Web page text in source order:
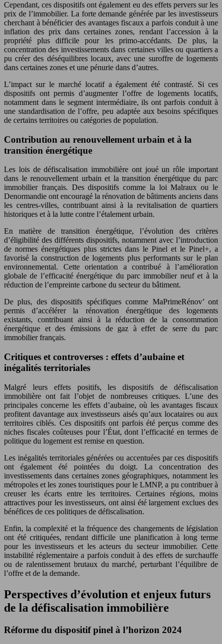
Cependant, ces dispositifs ont également eu des effets pervers sur les
prix de l’immobilier. La forte demande générée par les investisseurs
cherchant à bénéficier des avantages fiscaux a parfois conduit à une
inflation des prix dans certaines zones, rendant l’accession à la
propriété plus difficile pour les primo-accédants. De plus, la
concentration des investissements dans certaines villes ou quartiers a
pu créer des déséquilibres locaux, avec une suroffre de logements
dans certaines zones et une pénurie dans d’autres.
L’impact sur le marché locatif a également été contrasté. Si ces
dispositifs ont permis d’augmenter l’offre de logements locatifs,
notamment dans le segment intermédiaire, ils ont parfois conduit à
une standardisation de l’offre, peu adaptée aux besoins spécifiques
de certains territoires ou catégories de population.
Contribution au renouvellement urbain et à la
transition énergétique
Les lois de défiscalisation immobilière ont joué un rôle important
dans le renouvellement urbain et la transition énergétique du parc
immobilier français. Des dispositifs comme la loi Malraux ou le
Denormandie ont encouragé la rénovation de bâtiments anciens dans
les centres-villes, contribuant ainsi à la revitalisation de quartiers
historiques et à la lutte contre l’étalement urbain.
En matière de transition énergétique, l’évolution des critères
d’éligibilité des différents dispositifs, notamment avec l’introduction
de normes énergétiques plus strictes dans le Pinel et le Pinel+, a
favorisé la construction de logements plus performants sur le plan
environnemental. Cette orientation a contribué à l’amélioration
globale de l’efficacité énergétique du parc immobilier neuf et à la
réduction de l’empreinte carbone du secteur du bâtiment.
De plus, des dispositifs spécifiques comme MaPrimeRénov’ ont
permis d’accélérer la rénovation énergétique des logements
existants, contribuant ainsi à la réduction de la consommation
énergétique et des émissions de gaz à effet de serre du parc
immobilier français.
Critiques et controverses : effets d’aubaine et
inégalités territoriales
Malgré leurs effets positifs, les dispositifs de défiscalisation
immobilière ont fait l’objet de nombreuses critiques. L’une des
principales concerne les effets d’aubaine, où les avantages fiscaux
profitent davantage aux investisseurs aisés qu’aux locataires ou aux
territoires ciblés. Ces dispositifs ont parfois été perçus comme des
niches fiscales coûteuses pour l’État, dont l’efficacité en termes de
politique du logement est remise en question.
Les inégalités territoriales générées ou accentuées par ces dispositifs
ont également été pointées du doigt. La concentration des
investissements dans certaines zones géographiques, notamment les
métropoles et les zones touristiques pour le LMNP, a pu contribuer à
creuser les écarts entre les territoires. Certaines régions, moins
attractives pour les investisseurs, ont ainsi été largement exclues des
bénéfices de ces politiques de défiscalisation.
Enfin, la complexité et la fréquence des changements de législation
ont été critiquées, rendant difficile une planification à long terme
pour les investisseurs et les acteurs du secteur immobilier. Cette
instabilité réglementaire a parfois conduit à des effets de surchauffe
ou de ralentissement brutaux du marché, perturbant l’équilibre de
l’offre et de la demande.
Perspectives d’évolution et enjeux futurs
de la défiscalisation immobilière
Réforme du dispositif pinel à l’horizon 2024